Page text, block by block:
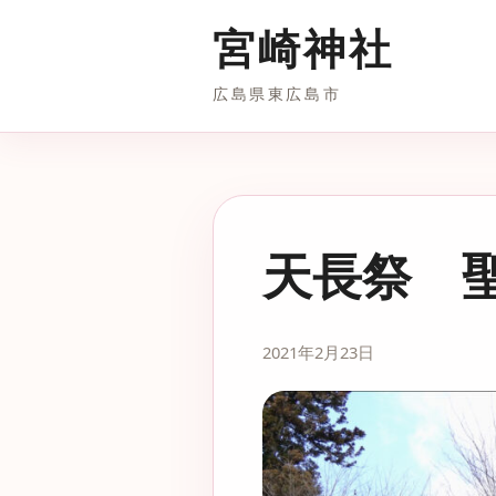
宮崎神社
広島県東広島市
天長祭
2021年2月23日